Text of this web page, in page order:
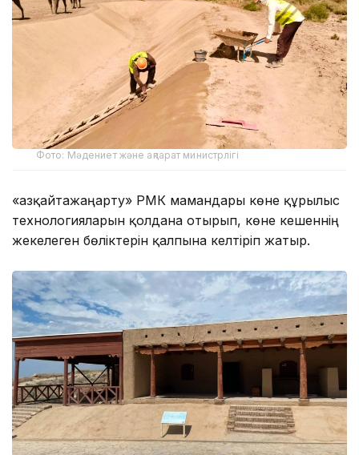
Фото: Мәдениет және ақпарат министрлігі
«Қазқайтажаңарту» РМК мамандары көне құрылыс
технологияларын қолдана отырып, көне кешеннің
жекелеген бөліктерін қалпына келтіріп жатыр.